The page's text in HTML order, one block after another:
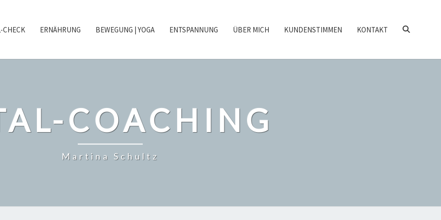
CHECK ERNÄHRUNG BEWEGUNG | YOGA ENTSPANNUNG ÜBER MICH KUNDENSTIMMEN KONTAKT
SEARCH
COACHING
Martina Schultz